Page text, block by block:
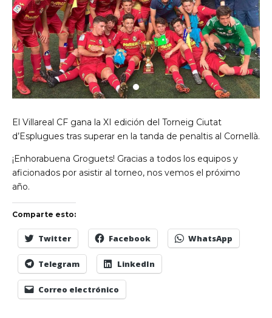
El Villareal CF gana la XI edición del Torneig Ciutat
d’Esplugues tras superar en la tanda de penaltis al Cornellà.
¡Enhorabuena Groguets! Gracias a todos los equipos y
aficionados por asistir al torneo, nos vemos el próximo
año.
Comparte esto:
Twitter Facebook WhatsApp
Telegram LinkedIn
Correo electrónico